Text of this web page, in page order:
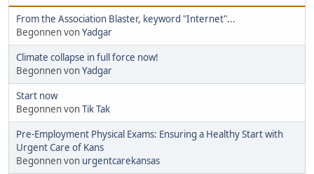
From the Association Blaster, keyword "Internet"...
Begonnen vonYadgar
Climate collapse in full force now!
Begonnen vonYadgar
Start now
Begonnen vonTik Tak
Pre-Employment Physical Exams: Ensuring a Healthy Start with
Urgent Care of Kans
Begonnen von urgentcarekansas